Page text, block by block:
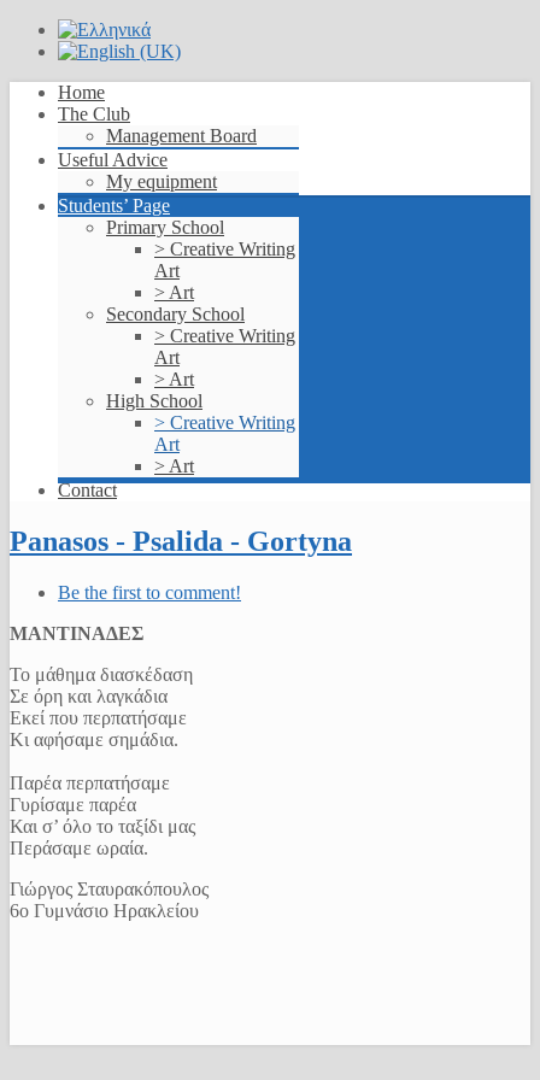
Home
The Club
Management Board
Useful Advice
My equipment
Students’ Page
Primary School
> Creative Writing
Art
> Art
Secondary School
> Creative Writing
Art
> Art
High School
> Creative Writing
Art
> Art
Contact
Panasos - Psalida - Gortyna
Be the first to comment!
ΜΑΝΤΙΝΑΔΕΣ
Το μάθημα διασκέδαση
Σε όρη και λαγκάδια
Εκεί που περπατήσαμε
Κι αφήσαμε σημάδια.
Παρέα περπατήσαμε
Γυρίσαμε παρέα
Και σ’ όλο το ταξίδι μας
Περάσαμε ωραία.
Γιώργος Σταυρακόπουλος
6ο Γυμνάσιο Ηρακλείου